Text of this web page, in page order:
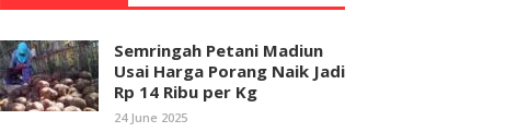
Semringah Petani Madiun
Usai Harga Porang Naik Jadi
Rp 14 Ribu per Kg
24 June 2025